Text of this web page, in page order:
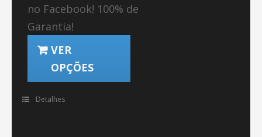
no Facebook! 100% de
Garantia!
VER
OPÇÕES
Detalhes